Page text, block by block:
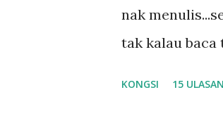
nak
tak kalau baca
KONGSI 15 ULASAN